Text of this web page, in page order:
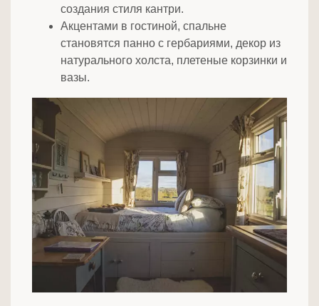
создания стиля кантри.
Акцентами в гостиной, спальне
становятся панно с гербариями, декор из
натурального холста, плетеные корзинки и
вазы.